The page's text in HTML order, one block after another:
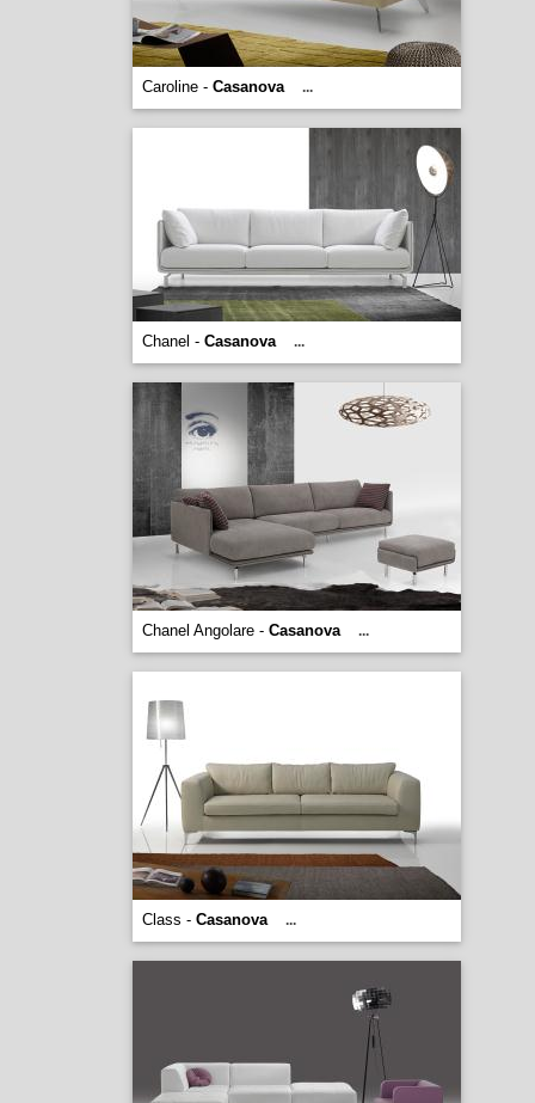
Caroline - Casanova ...
Chanel - Casanova ...
Chanel Angolare - Casanova ...
Class - Casanova ...